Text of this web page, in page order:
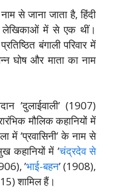
से जाना जाता है, हिंदी
लेखिकाओं में से एक थीं।
बंगाली परिवार में
घोष और माता का नाम
’दुलाईवाली’ (1907)
मौलिक कहानियों में
में ’प्रवासिनी’ के नाम से
कहानियों में ’चंद्रदेव से
’भाई-बहन’ (1908),
शामिल हैं।